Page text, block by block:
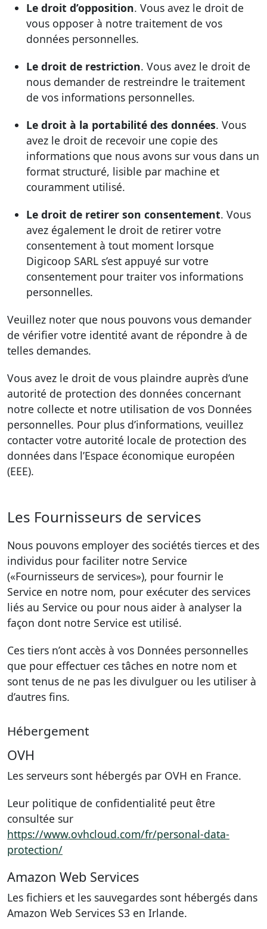
Le droit d’opposition. Vous avez le droit de
vous opposer à notre traitement de vos
données personnelles.
Le droit de restriction. Vous avez le droit de
nous demander de restreindre le traitement
de vos informations personnelles.
Le droit à la portabilité des données. Vous
avez le droit de recevoir une copie des
informations que nous avons sur vous dans un
format structuré, lisible par machine et
couramment utilisé.
Le droit de retirer son consentement. Vous
avez également le droit de retirer votre
consentement à tout moment lorsque
Digicoop SARL s’est appuyé sur votre
consentement pour traiter vos informations
personnelles.
Veuillez noter que nous pouvons vous demander
de vérifier votre identité avant de répondre à de
telles demandes.
Vous avez le droit de vous plaindre auprès d’une
autorité de protection des données concernant
notre collecte et notre utilisation de vos Données
personnelles. Pour plus d’informations, veuillez
contacter votre autorité locale de protection des
données dans l’Espace économique européen
(EEE).
Les Fournisseurs de services
Nous pouvons employer des sociétés tierces et des
individus pour faciliter notre Service
(«Fournisseurs de services»), pour fournir le
Service en notre nom, pour exécuter des services
liés au Service ou pour nous aider à analyser la
façon dont notre Service est utilisé.
Ces tiers n’ont accès à vos Données personnelles
que pour effectuer ces tâches en notre nom et
sont tenus de ne pas les divulguer ou les utiliser à
d’autres fins.
Hébergement
OVH
Les serveurs sont hébergés par OVH en France.
Leur politique de confidentialité peut être
consultée sur
https://www.ovhcloud.com/fr/personal-data-
protection/
Amazon Web Services
Les fichiers et les sauvegardes sont hébergés dans
Amazon Web Services S3 en Irlande.